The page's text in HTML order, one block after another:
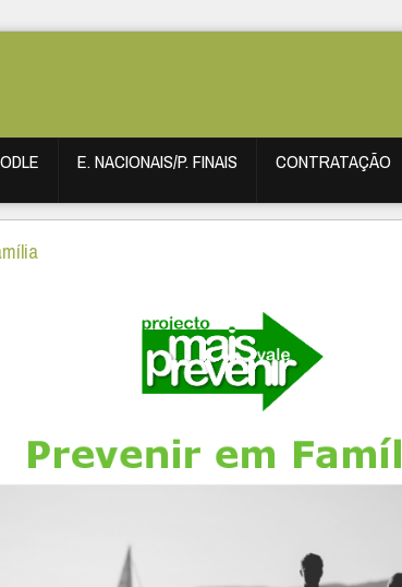
E. NACIONAIS/P. FINAIS CONTRATAÇÃO